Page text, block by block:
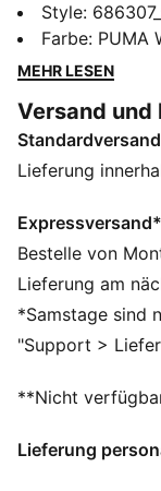
Level. Das T-
einen gerippten
garantieren
lässige
Kordelzug fest
9–14 cm
Hergestellt aus
DETAILS
Regular Fit
Gerippter
Shorts mit
Kurze Ärmel
PUMA Branding-
Style:
Farbe: PUMA
MEHR LESEN
Versand und
Standardversand
Lieferung
Bestelle von
Lieferung am
*Samstage sind
"Support >
**Nicht
Lieferung